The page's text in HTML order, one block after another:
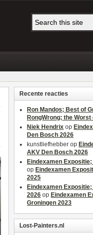
Recente reacties
Ron Mandos; Best of
RongWrong; the Worst
Niek Hendrix op
Den Bosch 2026
kunstliefhebber op
AKV Den Bosch 2026
Eindexamen
op Eindexamen
2025
Eindexamen
2026 op Eindexamen
Groningen 2023
Lost-Painters.nl